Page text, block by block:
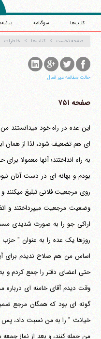
کتاب‌ها سوگنامه
صفحه نخست کتاب‌ها خاطرات
حالت مطالعه غیر فعال
صفحه ۷۵۱
بودم و بهانه ای در دست آنان
اراکی جو را به صورت شدیدی
وقت دیدم آقای خامنه ای درباره
گونه ای بود که همگان مرجع
من حمله کنند، و بعد از نماز